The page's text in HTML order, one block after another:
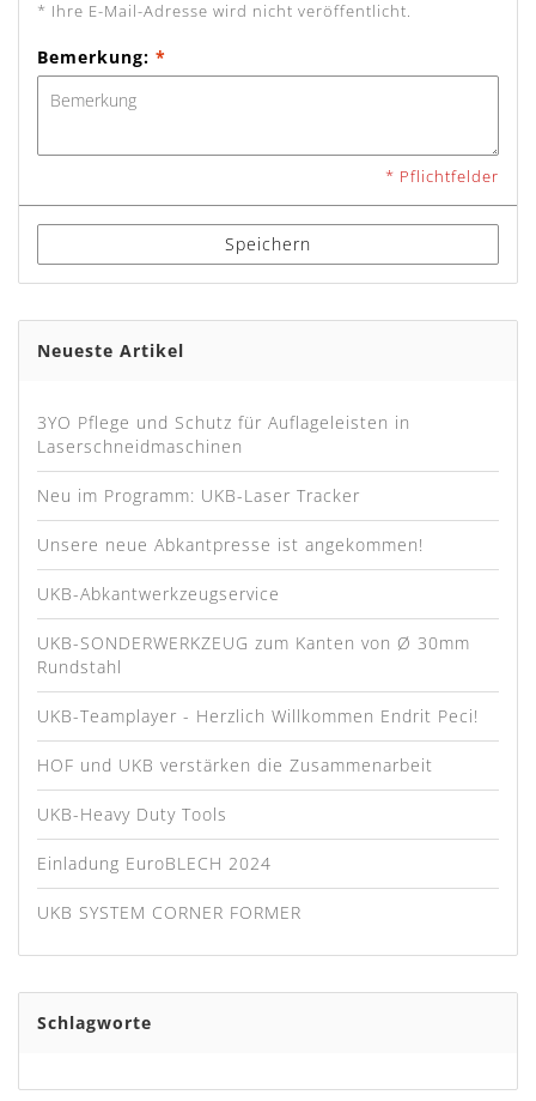
* Ihre E-Mail-Adresse wird nicht veröffentlicht.
Bemerkung: *
* Pflichtfelder
Speichern
Neueste Artikel
3YO Pflege und Schutz für Auflageleisten in
Laserschneidmaschinen
Neu im Programm: UKB-Laser Tracker
Unsere neue Abkantpresse ist angekommen!
UKB-Abkantwerkzeugservice
UKB-SONDERWERKZEUG zum Kanten von Ø 30mm
Rundstahl
UKB-Teamplayer - Herzlich Willkommen Endrit Peci!
HOF und UKB verstärken die Zusammenarbeit
UKB-Heavy Duty Tools
Einladung EuroBLECH 2024
UKB SYSTEM CORNER FORMER
Schlagworte